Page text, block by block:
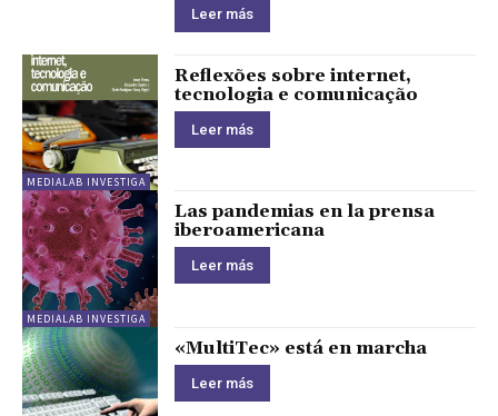
Leer más
MEDIALAB INVESTIGA
Reflexões sobre internet,
tecnologia e comunicação
Leer más
MEDIALAB INVESTIGA
Las pandemias en la prensa
iberoamericana
Leer más
«MultiTec» está en marcha
Leer más